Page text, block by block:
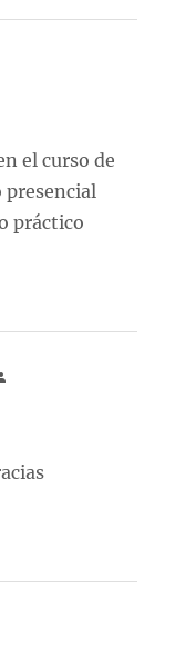
el curso de
práctico